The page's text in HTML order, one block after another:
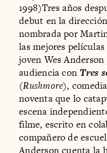
1998)Tres años
debut en la
nombrada por
las mejores
joven Wes
audiencia con Tres
(Rushmore),
noventa que lo
escena
filme, escrito en
compañero de